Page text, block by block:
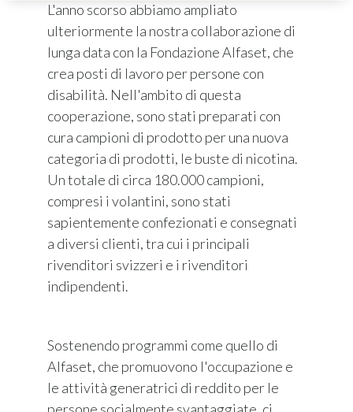
L'anno scorso abbiamo ampliato
ulteriormente la nostra collaborazione di
lunga data con la Fondazione Alfaset, che
crea posti di lavoro per persone con
disabilità. Nell'ambito di questa
cooperazione, sono stati preparati con
cura campioni di prodotto per una nuova
categoria di prodotti, le buste di nicotina.
Un totale di circa 180.000 campioni,
compresi i volantini, sono stati
sapientemente confezionati e consegnati
a diversi clienti, tra cui i principali
rivenditori svizzeri e i rivenditori
indipendenti.
Sostenendo programmi come quello di
Alfaset, che promuovono l'occupazione e
le attività generatrici di reddito per le